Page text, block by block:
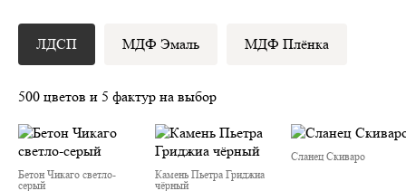
ЛДСП МДФ Эмаль МДФ Плёнка
500 цветов и 5 фактур на выбор
Бетон Чикаго светло-
серый
Камень Пьетра Гриджиа
чёрный
Сланец Скиваро